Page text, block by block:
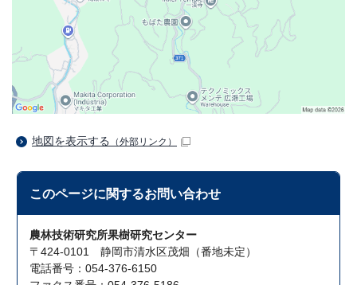
地図を表示する （外部リンク）
このページに関するお問い合わせ
農林技術研究所果樹研究センター
〒424-0101 静岡市清水区茂畑（番地未定）
電話番号：054-376-6150